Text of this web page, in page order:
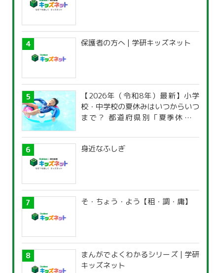
保護者の方へ | 学研キッズネット
【2026年（令和8年）最新】小学
校・中学校の夏休みはいつからいつ
まで？ 都道府県別「夏季休暇一
身近なふしぎ
そ・ちょう・よう【租・調・庸】
まんがでよくわかるシリーズ | 学研
キッズネット